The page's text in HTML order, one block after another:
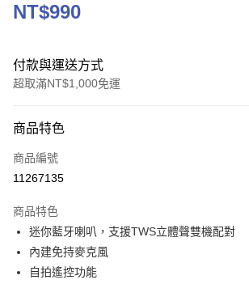
NT$990
付款與運送方式
超取滿NT$1,000免運
信用卡一次付款
信用卡分期付款
合作金庫商業銀行
華南商業銀行
彰化商業銀行
上海商業儲蓄銀行
國泰世華商業銀行
6 期 0 利率 每期
華南商業銀行
上海商業儲蓄銀行
LINE Pay
Apple Pay
商品特色
商品編號
11267135
商品特色
迷你藍牙喇叭，支援TWS立體聲雙機配對
內建免持麥克風
自拍遙控功能